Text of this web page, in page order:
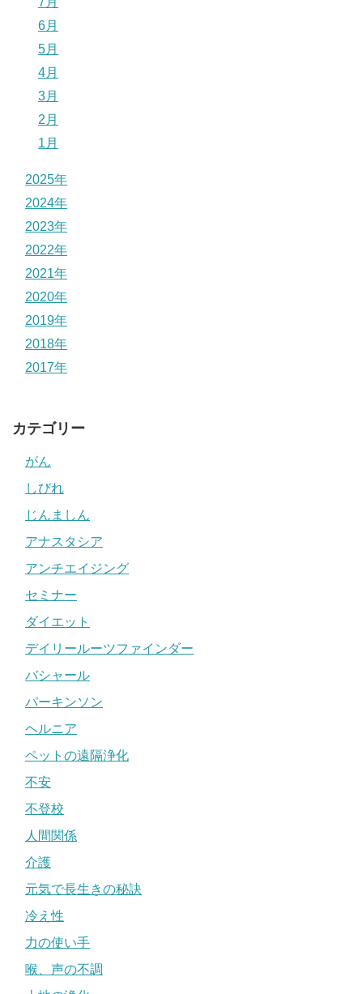
6月
5月
4月
3月
2月
1月
2025年
2024年
2023年
2022年
2021年
2020年
2019年
2018年
2017年
カテゴリー
がん
しびれ
じんましん
アナスタシア
アンチエイジング
セミナー
ダイエット
デイリールーツファインダー
バシャール
パーキンソン
ヘルニア
ペットの遠隔浄化
不安
不登校
人間関係
介護
元気で長生きの秘訣
冷え性
力の使い手
喉、声の不調